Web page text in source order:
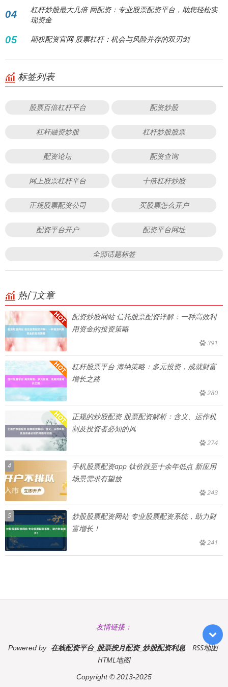
04
杠杆炒股最大几倍 网配资：专业股票配资平台，助您轻松实
现资金
05 期权配资官网 股票杠杆：机会与风险并存的双刃剑
标签列表
股票百倍杠杆平台 配资炒股
杠杆融资炒股 杠杆炒股股票
配资论坛 配资查询
网上股票杠杆平台 十倍杠杆炒股
正规股票配资公司 买股票怎么开户
配资平台开户 配资平台网址
全部话题标签
热门文章
配资炒股网站 信托股票配资详解：一种高效利
用资金的投资策略
391
杠杆股票平台 海纳策略：多元投资，成就财富
增长之路
280
正规的炒股配资 股票配资解析：含义、运作机
制及投资者必知的风
274
4
手机股票配资app 钛价跌至十余年低点 新应用
场景需求有望放
243
5
炒股股票配资网站 专业股票配资系统，助力财
富增长！
241
友情链接：
Powered by 在线配资平台_股票按月配资_炒股配资利息
RSS地图
HTML地图
Copyright© 2013-2025